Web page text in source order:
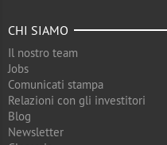
CHI SIAMO
Il nostro team
Jobs
Comunicati stampa
Relazioni con gli investitori
Blog
Newsletter